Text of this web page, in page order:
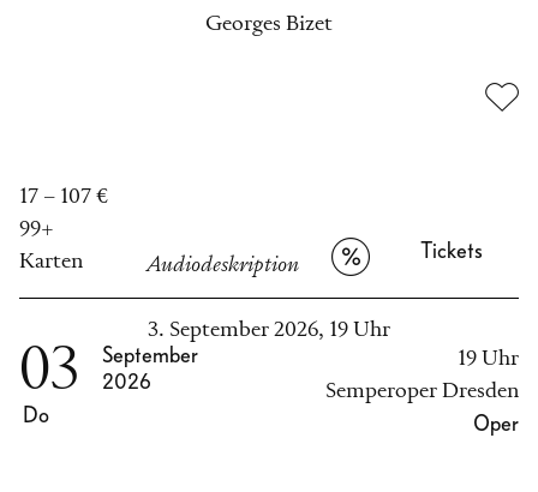
Georges Bizet
Tickets
17 – 107 €
99+
Karten
Audiodeskription
3. September 2026, 19 Uhr
03
Do
September
2026
19 Uhr
Semperoper Dresden
Oper